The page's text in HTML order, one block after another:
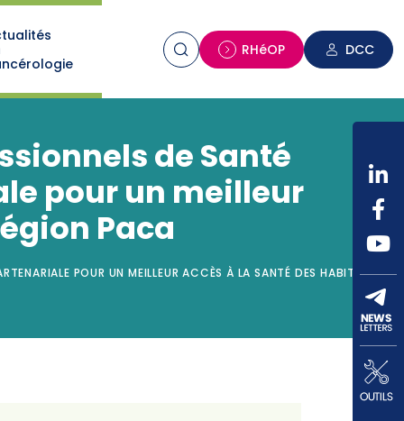
RHéOP DCC
de Santé
pour un meilleur
Paca
POUR UN MEILLEUR ACCÈS À LA SANTÉ DES HABITANTS